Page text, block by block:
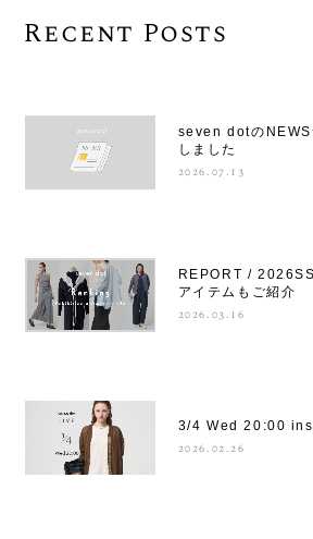
Recent Posts
seven dotのNEWS
しました
2026.07.13
REPORT /
アイテムもご紹介
2026.03.16
3/4 Wed 20:00
2026.02.26